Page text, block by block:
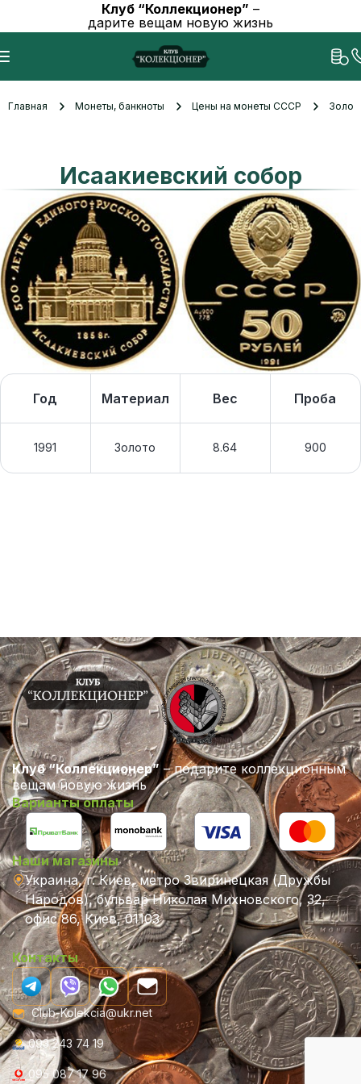
Клуб “Коллекционер” –
дарите вещам новую жизнь
Главная Монеты, банкноты Цены на монеты СССР
Исаакиев­ский собор
Год Материал Вес Проба
1991 Золото 8.64 900
Клуб “Коллекционер” – подарите коллекционным
вещам новую жизнь
Варианты оплаты
Наши магазины
Украина, г. Киев, метро Звиринецкая (Дружбы
Народов), бульвар Николая Михновского, 32,
офис 86, Киев, 01103
Контакты
Club-Kolekcia@ukr.net
093 243 74 19
095 087 17 96